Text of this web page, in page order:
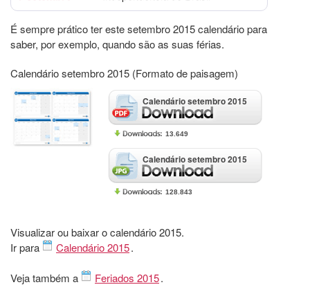
É sempre prático ter este setembro 2015 calendário para
saber, por exemplo, quando são as suas férias.
Calendário setembro 2015 (Formato de paisagem)
Calendário setembro 2015
13.649
Calendário setembro 2015
128.843
Visualizar ou baixar o calendário 2015.
Ir para
Calendário 2015.
Veja também a Feriados 2015.